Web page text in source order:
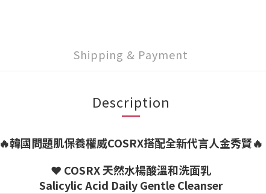
Shipping & Payment
Description
🔥韓國問題肌保養權威COSRX搭配全新代言人金秀賢🔥
❤️ COSRX 天然水楊酸溫和洗面乳
Salicylic Acid Daily Gentle Cleanser